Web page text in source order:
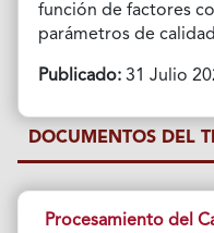
función de factores
parámetros de
Publicado:31 Julio
DOCUMENTOS DEL
Procesamiento del